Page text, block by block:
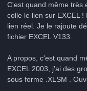
C'est quand même très
colle le lien sur EXCEL
lien réel. Je le rajoute
fichier EXCEL V133.
A propos, c'est quand
EXCEL 2003, j'ai des
sous forme .XLSM .